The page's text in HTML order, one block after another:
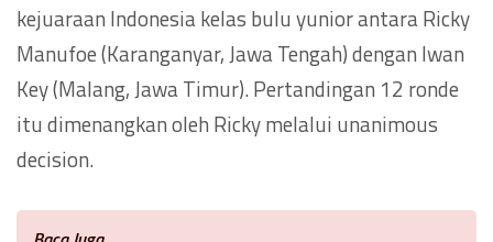
kejuaraan Indonesia kelas bulu yunior antara Ricky
Manufoe (Karanganyar, Jawa Tengah) dengan Iwan
Key (Malang, Jawa Timur). Pertandingan 12 ronde
itu dimenangkan oleh Ricky melalui unanimous
decision.